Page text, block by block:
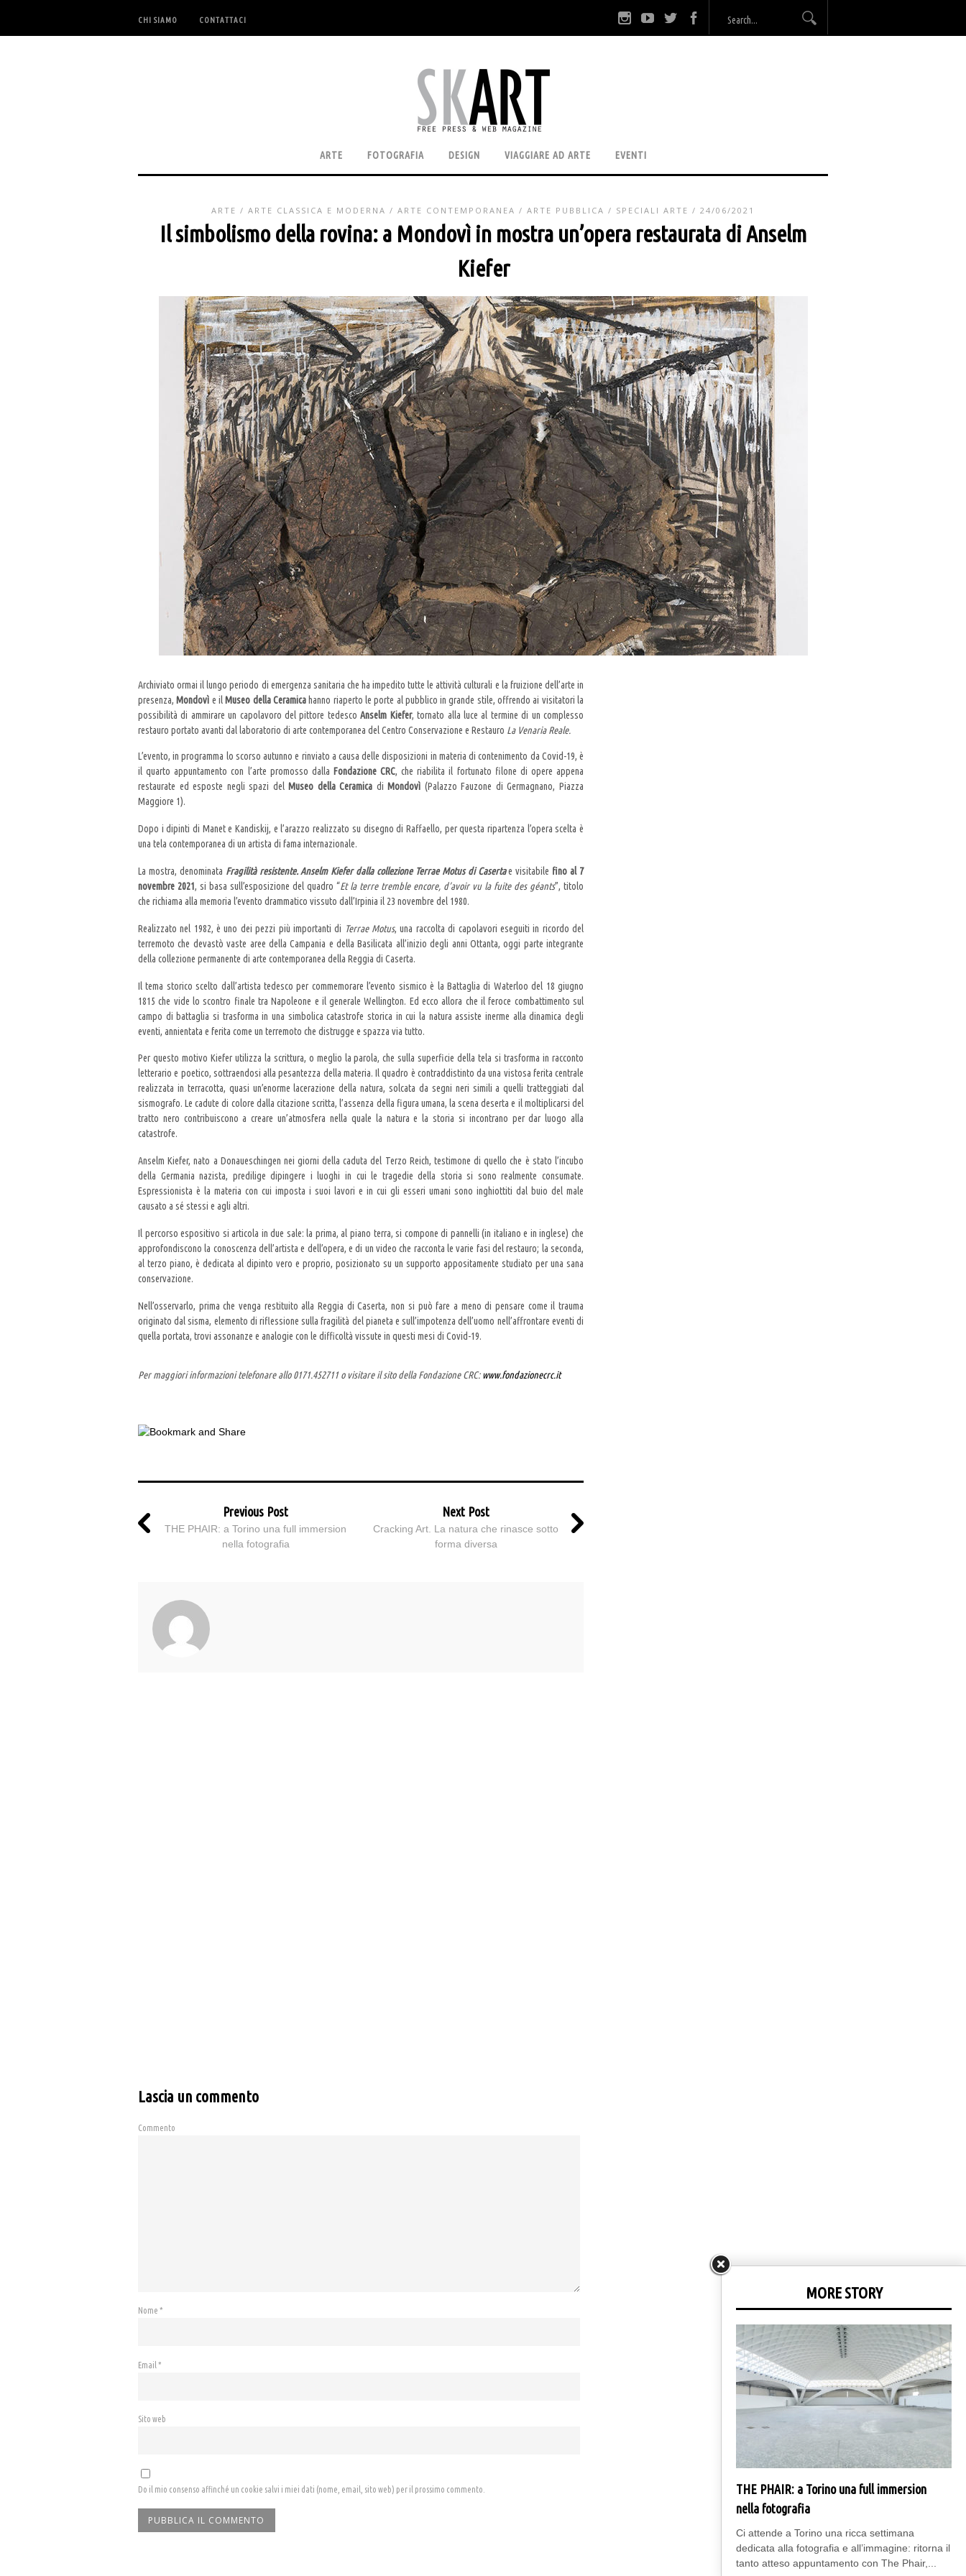
CHI SIAMO CONTATTACI
ARTE FOTOGRAFIA DESIGN VIAGGIARE AD ARTE EVENTI
ARTE / ARTE CLASSICA E MODERNA / ARTE CONTEMPORANEA / ARTE PUBBLICA / SPECIALI ARTE / 24/06/2021
Il simbolismo della rovina: a Mondovì in mostra un’opera restaurata di Anselm
Kiefer
Archiviato ormai il lungo periodo di emergenza sanitaria che ha impedito tutte le attività culturali e la fruizione dell’arte in
presenza,Mondovì e ilMuseo della Ceramica hanno riaperto le porte al pubblico in grande stile, offrendo ai visitatori la
possibilità di ammirare un capolavoro del pittore tedescoAnselm Kiefer, tornato alla luce al termine di un complesso
restauro portato avanti dal laboratorio di arte contemporanea del Centro Conservazione e Restauro La Venaria Reale.
L’evento, in programma lo scorso autunno e rinviato a causa delle disposizioni in materia di contenimento da Covid-19, è
il quarto appuntamento con l’arte promosso dalla Fondazione CRC, che riabilita il fortunato filone di opere appena
restaurate ed esposte negli spazi delMuseo della Ceramica diMondovì (Palazzo Fauzone di Germagnano, Piazza
Maggiore 1).
Dopo i dipinti di Manet e Kandiskij, e l’arazzo realizzato su disegno di Raffaello, per questa ripartenza l’opera scelta è
una tela contemporanea di un artista di fama internazionale.
La mostra, denominata Fragilità resistente. Anselm Kiefer dalla collezione Terrae Motus di Casertae visitabile fino al 7
novembre 2021, si basa sull’esposizione del quadro “Et la terre tremble encore, d’avoir vu la fuite des géants”, titolo
che richiama alla memoria l’evento drammatico vissuto dall’Irpinia il 23 novembre del 1980.
Realizzato nel 1982, è uno dei pezzi più importanti di Terrae Motus, una raccolta di capolavori eseguiti in ricordo del
terremoto che devastò vaste aree della Campania e della Basilicata all’inizio degli anni Ottanta, oggi parte integrante
della collezione permanente di arte contemporanea della Reggia di Caserta.
Il tema storico scelto dall’artista tedesco per commemorare l’evento sismico è la Battaglia di Waterloo del 18 giugno
1815 che vide lo scontro finale tra Napoleone e il generale Wellington. Ed ecco allora che il feroce combattimento sul
campo di battaglia si trasforma in una simbolica catastrofe storica in cui la natura assiste inerme alla dinamica degli
eventi, annientata e ferita come un terremoto che distrugge e spazza via tutto.
Per questo motivo Kiefer utilizza la scrittura, o meglio la parola, che sulla superficie della tela si trasforma in racconto
letterario e poetico, sottraendosi alla pesantezza della materia. Il quadro è contraddistinto da una vistosa ferita centrale
realizzata in terracotta, quasi un’enorme lacerazione della natura, solcata da segni neri simili a quelli tratteggiati dal
sismografo. Le cadute di colore dalla citazione scritta, l’assenza della figura umana, la scena deserta e il moltiplicarsi del
tratto nero contribuiscono a creare un’atmosfera nella quale la natura e la storia si incontrano per dar luogo alla
catastrofe.
Anselm Kiefer, nato a Donaueschingen nei giorni della caduta del Terzo Reich, testimone di quello che è stato l’incubo
della Germania nazista, predilige dipingere i luoghi in cui le tragedie della storia si sono realmente consumate.
Espressionista è la materia con cui imposta i suoi lavori e in cui gli esseri umani sono inghiottiti dal buio del male
causato a sé stessi e agli altri.
Il percorso espositivo si articola in due sale: la prima, al piano terra, si compone di pannelli (in italiano e in inglese) che
approfondiscono la conoscenza dell’artista e dell’opera, e di un video che racconta le varie fasi del restauro; la seconda,
al terzo piano, è dedicata al dipinto vero e proprio, posizionato su un supporto appositamente studiato per una sana
conservazione.
Nell’osservarlo, prima che venga restituito alla Reggia di Caserta, non si può fare a meno di pensare come il trauma
originato dal sisma, elemento di riflessione sulla fragilità del pianeta e sull’impotenza dell’uomo nell’affrontare eventi di
quella portata, trovi assonanze e analogie con le difficoltà vissute in questi mesi di Covid-19.
Per maggiori informazioni telefonare allo 0171.452711 o visitare il sito della Fondazione CRC:www.fondazionecrc.it
Previous Post
THE PHAIR: a Torino una full immersion
nella fotografia
Next Post
Cracking Art. La natura che rinasce sotto
forma diversa
Lascia un commento
Commento
Nome *
Email *
Sito web
Do il mio consenso affinché un cookie salvi i miei dati (nome, email, sito web) per il prossimo commento.
MORE STORY
THE PHAIR: a Torino una full immersion
nella fotografia
Ci attende a Torino una ricca settimana
dedicata alla fotografia e all’immagine: ritorna il
tanto atteso appuntamento con The Phair,...